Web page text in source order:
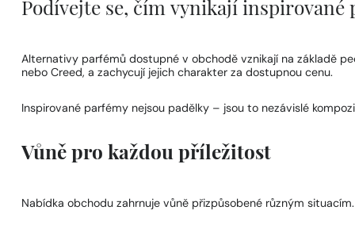
Podívejte se, čím vynikají inspirované
Alternativy parfémů dostupné v obchodě vznikají na základě
nebo Creed, a zachycují jejich charakter za dostupnou cenu.
Inspirované parfémy nejsou padělky – jsou to nezávislé
Vůně pro každou příležitost
Nabídka obchodu zahrnuje vůně přizpůsobené různým